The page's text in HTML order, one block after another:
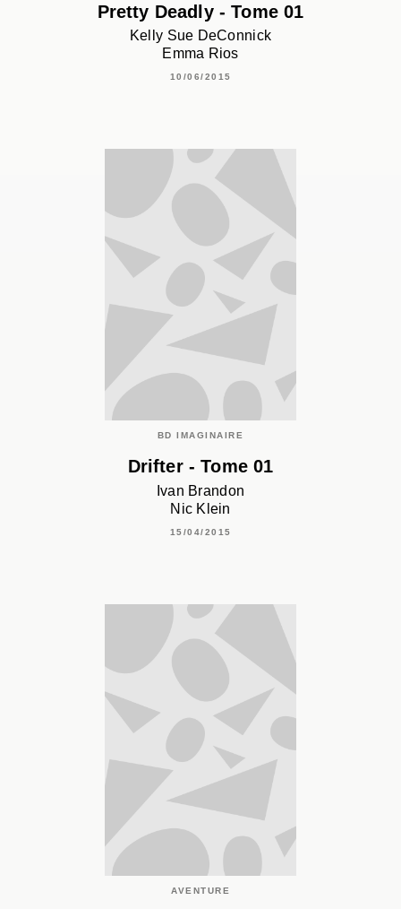
Pretty Deadly - Tome 01
Kelly Sue DeConnick
Emma Rios
10/06/2015
BD IMAGINAIRE
Drifter - Tome 01
Ivan Brandon
Nic Klein
15/04/2015
AVENTURE